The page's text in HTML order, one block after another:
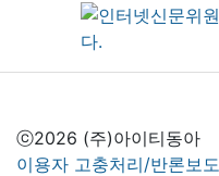
ⓒ2026 (주)아이티동아
이용자 고충처리/반론보도